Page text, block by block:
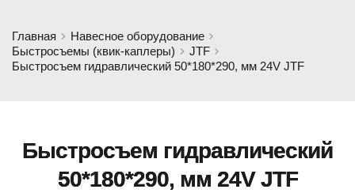
Главная
Навесное оборудование
Быстросъемы (квик-каплеры)
JTF
Быстросъем гидравлический 50*180*290, мм 24V JTF
Быстросъем гидравлический
50*180*290, мм 24V JTF